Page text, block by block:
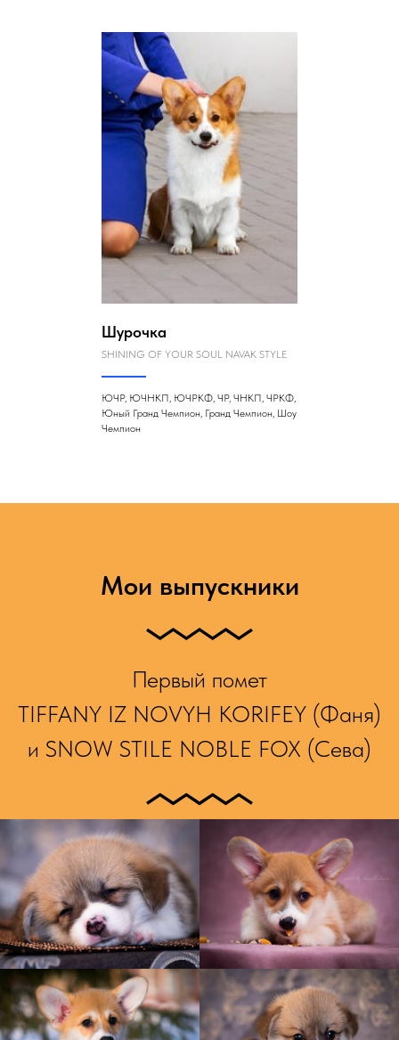
Шурочка
SHINING OF YOUR SOUL NAVAK STYLE
ЮЧР, ЮЧНКП, ЮЧРКФ, ЧР, ЧНКП, ЧРКФ,
Юный Гранд Чемпион, Гранд Чемпион, Шоу
Чемпион
Мои выпускники
Первый помет
TIFFANY IZ NOVYH KORIFEY (Фаня)
и SNOW STILE NOBLE FOX (Сева)